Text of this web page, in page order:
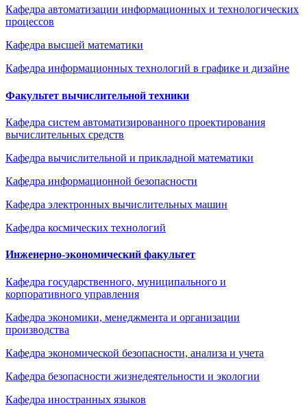
Кафедра автоматизации информационных и технологических
процессов
Кафедра высшей математики
Кафедра информационных технологий в графике и дизайне
Факультет вычислительной техники
Кафедра систем автоматизированного проектирования
вычислительных средств
Кафедра вычислительной и прикладной математики
Кафедра информационной безопасности
Кафедра электронных вычислительных машин
Кафедра космических технологий
Инженерно-экономический факультет
Кафедра государственного, муниципального и
корпоративного управления
Кафедра экономики, менеджмента и организации
производства
Кафедра экономической безопасности, анализа и учета
Кафедра безопасности жизнедеятельности и экологии
Кафедра иностранных языков